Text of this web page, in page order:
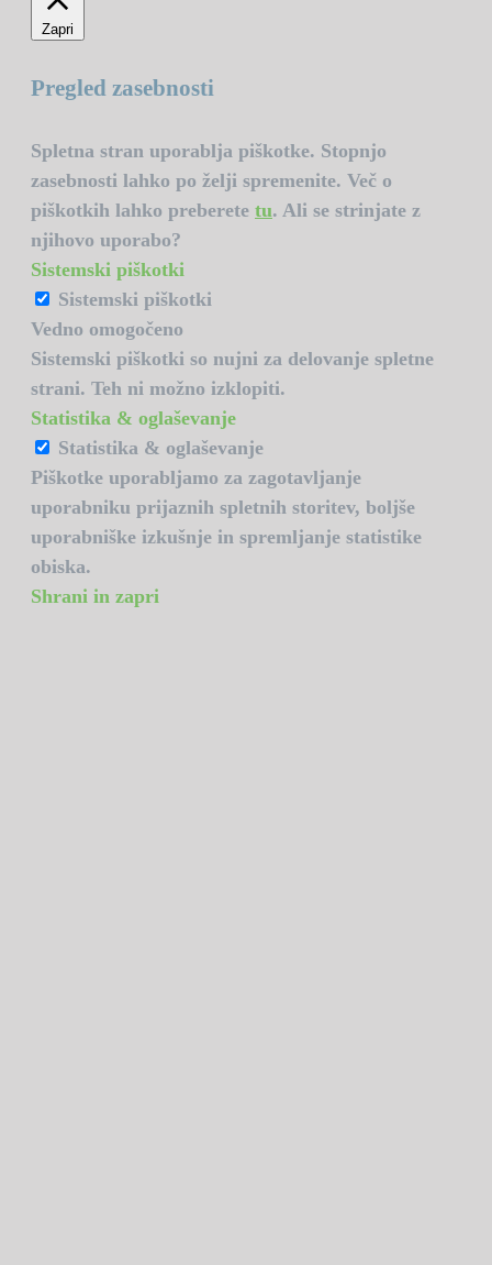
Zapri
Pregled zasebnosti
Spletna stran uporablja piškotke. Stopnjo
zasebnosti lahko po želji spremenite. Več o
piškotkih lahko preberete tu. Ali se strinjate z
njihovo uporabo?
Sistemski piškotki
Sistemski piškotki
Vedno omogočeno
Sistemski piškotki so nujni za delovanje spletne
strani. Teh ni možno izklopiti.
Statistika & oglaševanje
Statistika & oglaševanje
Piškotke uporabljamo za zagotavljanje
uporabniku prijaznih spletnih storitev, boljše
uporabniške izkušnje in spremljanje statistike
obiska.
Shrani in zapri